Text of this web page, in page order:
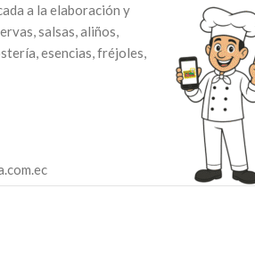
a la elaboración y
salsas, aliños,
esencias, fréjoles,